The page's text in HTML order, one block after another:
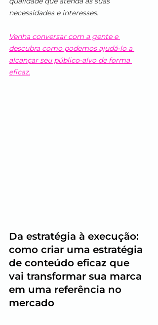
necessidades e interesses.
Venha conversar com a gente e
descubra como podemos ajudá-lo a
alcançar seu público-alvo de forma
eficaz.
Da estratégia à execução:
como criar uma estratégia
de conteúdo eficaz que
vai transformar sua marca
em uma referência no
mercado